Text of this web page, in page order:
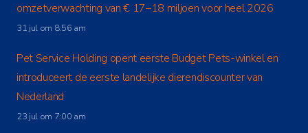
omzetverwachting van € 17–18 miljoen voor heel 2026
31 jul om 8:56 am
Pet Service Holding opent eerste Budget Pets-winkel en
introduceert de eerste landelijke dierendiscounter van
Nederland
23 jul om 7:00 am